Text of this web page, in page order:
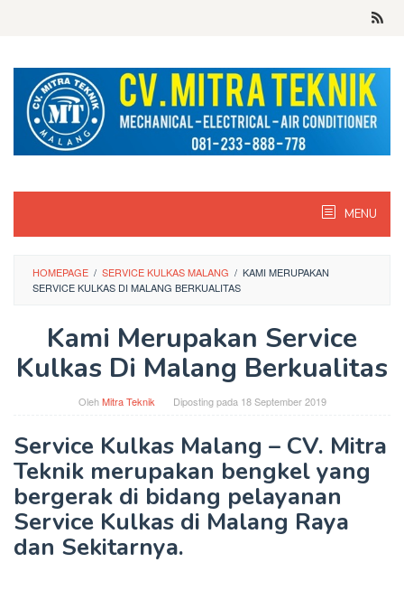
MENU
HOMEPAGE / SERVICE KULKAS MALANG / KAMI MERUPAKAN
SERVICE KULKAS DI MALANG BERKUALITAS
Kami Merupakan Service
Kulkas Di Malang Berkualitas
OlehMitra Teknik Diposting pada 18 September 2019
Service Kulkas Malang – CV. Mitra
Teknik merupakan bengkel yang
bergerak di bidang pelayanan
Service Kulkas di Malang Raya
dan Sekitarnya.